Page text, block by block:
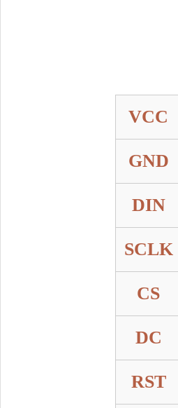
VCC
GND
DIN
SCLK
CS
DC
RST